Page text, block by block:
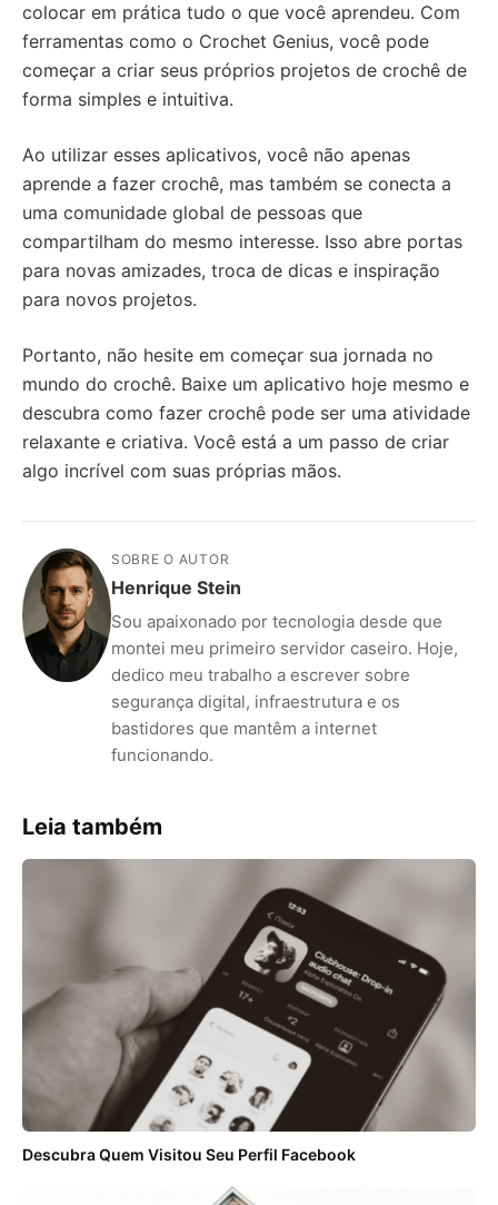
colocar em prática tudo o que você aprendeu. Com
ferramentas como o Crochet Genius, você pode
começar a criar seus próprios projetos de crochê de
forma simples e intuitiva.
Ao utilizar esses aplicativos, você não apenas
aprende a fazer crochê, mas também se conecta a
uma comunidade global de pessoas que
compartilham do mesmo interesse. Isso abre portas
para novas amizades, troca de dicas e inspiração
para novos projetos.
Portanto, não hesite em começar sua jornada no
mundo do crochê. Baixe um aplicativo hoje mesmo e
descubra como fazer crochê pode ser uma atividade
relaxante e criativa. Você está a um passo de criar
algo incrível com suas próprias mãos.
SOBRE O AUTOR
Henrique Stein
Sou apaixonado por tecnologia desde que
montei meu primeiro servidor caseiro. Hoje,
dedico meu trabalho a escrever sobre
segurança digital, infraestrutura e os
bastidores que mantêm a internet
funcionando.
Leia também
Descubra Quem Visitou Seu Perfil Facebook